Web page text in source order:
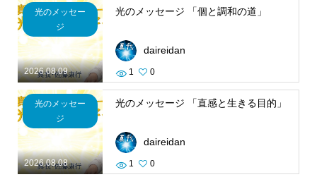
2026.08.09
光のメッセー
ジ
光のメッセージ 「個と調和の道」
daireidan
1 0
2026.08.08
光のメッセー
ジ
光のメッセージ 「直感と生きる目的」
daireidan
1 0